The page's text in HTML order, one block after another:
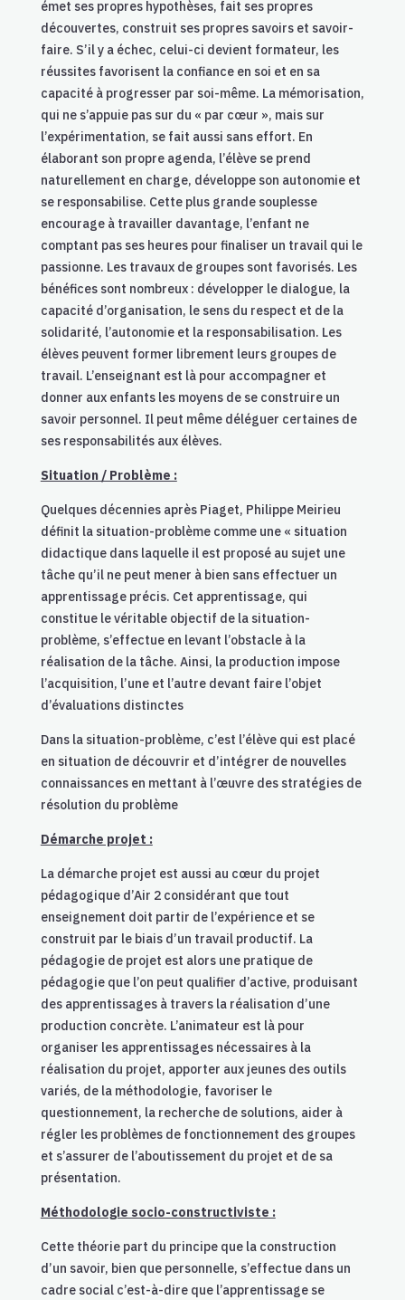
émet ses propres hypothèses, fait ses propres
découvertes, construit ses propres savoirs et savoir-
faire. S’il y a échec, celui-ci devient formateur, les
réussites favorisent la confiance en soi et en sa
capacité à progresser par soi-même. La mémorisation,
qui ne s’appuie pas sur du « par cœur », mais sur
l’expérimentation, se fait aussi sans effort. En
élaborant son propre agenda, l’élève se prend
naturellement en charge, développe son autonomie et
se responsabilise. Cette plus grande souplesse
encourage à travailler davantage, l’enfant ne
comptant pas ses heures pour finaliser un travail qui le
passionne. Les travaux de groupes sont favorisés. Les
bénéfices sont nombreux : développer le dialogue, la
capacité d’organisation, le sens du respect et de la
solidarité, l’autonomie et la responsabilisation. Les
élèves peuvent former librement leurs groupes de
travail. L’enseignant est là pour accompagner et
donner aux enfants les moyens de se construire un
savoir personnel. Il peut même déléguer certaines de
ses responsabilités aux élèves.
Situation / Problème :
Quelques décennies après Piaget, Philippe Meirieu
définit la situation-problème comme une « situation
didactique dans laquelle il est proposé au sujet une
tâche qu’il ne peut mener à bien sans effectuer un
apprentissage précis. Cet apprentissage, qui
constitue le véritable objectif de la situation-
problème, s’effectue en levant l’obstacle à la
réalisation de la tâche. Ainsi, la production impose
l’acquisition, l’une et l’autre devant faire l’objet
d’évaluations distinctes
Dans la situation-problème, c’est l’élève qui est placé
en situation de découvrir et d’intégrer de nouvelles
connaissances en mettant à l’œuvre des stratégies de
résolution du problème
Démarche projet :
La démarche projet est aussi au cœur du projet
pédagogique d’Air 2 considérant que tout
enseignement doit partir de l’expérience et se
construit par le biais d’un travail productif. La
pédagogie de projet est alors une pratique de
pédagogie que l’on peut qualifier d’active, produisant
des apprentissages à travers la réalisation d’une
production concrète. L’animateur est là pour
organiser les apprentissages nécessaires à la
réalisation du projet, apporter aux jeunes des outils
variés, de la méthodologie, favoriser le
questionnement, la recherche de solutions, aider à
régler les problèmes de fonctionnement des groupes
et s’assurer de l’aboutissement du projet et de sa
présentation.
Méthodologie socio-constructiviste :
Cette théorie part du principe que la construction
d’un savoir, bien que personnelle, s’effectue dans un
cadre social c’est-à-dire que l’apprentissage se